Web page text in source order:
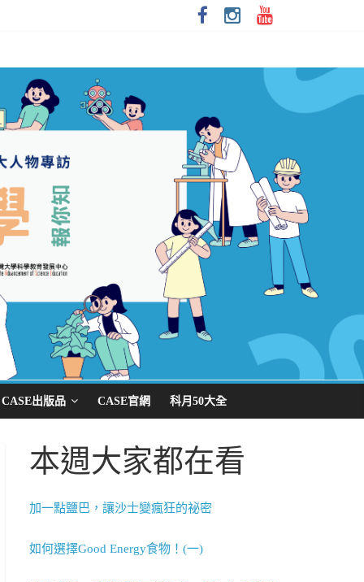
CASE出版品 CASE官網 科月50大全
本週大家都在看
加一點鹽巴，讓沙士變瘋狂的祕密
如何選擇Good Energy食物！(一)